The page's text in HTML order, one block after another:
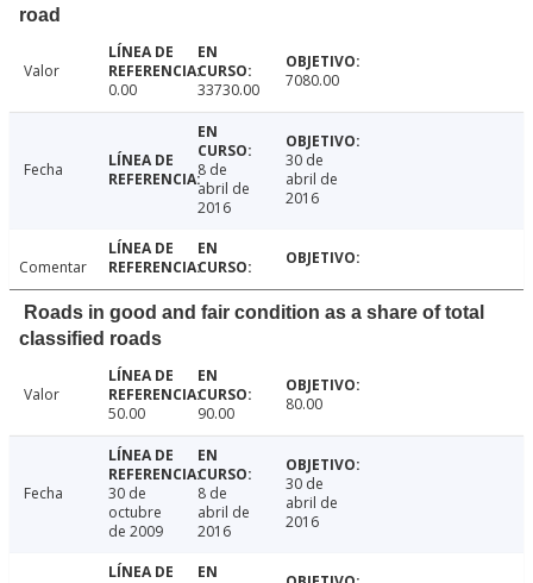
road
Valor
0.00
33730.00 7080.00
Fecha
8 de
abril de
2016
30 de
abril de
2016
Comentar
Roads in good and fair condition as a share of total
classified roads
Valor
50.00
90.00 80.00
Fecha
30 de
octubre
de 2009
8 de
abril de
2016
30 de
abril de
2016